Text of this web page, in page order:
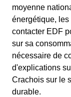
moyenne
énergétique,
contacter EDF
sur sa
nécessaire de
d'explications
Crachois sur le
durable.